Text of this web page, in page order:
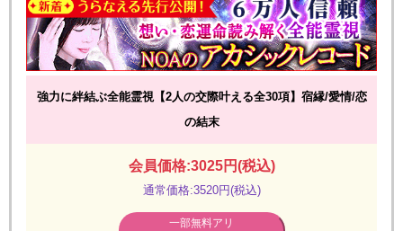
強力に絆結ぶ全能霊視【2人の交際叶える全30項】宿縁/愛情/恋
の結末
会員価格:3025円(税込)
通常価格:3520円(税込)
一部無料アリ